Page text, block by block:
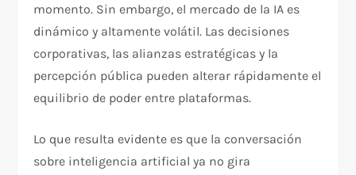
momento. Sin embargo, el mercado de la IA es
dinámico y altamente volátil. Las decisiones
corporativas, las alianzas estratégicas y la
percepción pública pueden alterar rápidamente el
equilibrio de poder entre plataformas.
Lo que resulta evidente es que la conversación
sobre inteligencia artificial ya no gira